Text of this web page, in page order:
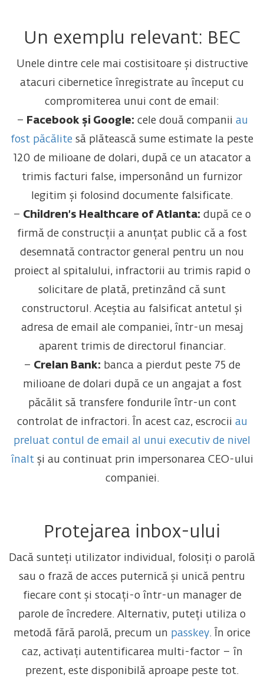
Un exemplu relevant: BEC
Unele dintre cele mai costisitoare și distructive
atacuri cibernetice înregistrate au început cu
compromiterea unui cont de email:
– Facebook și Google: cele două companii au
fost păcălite să plătească sume estimate la peste
120 de milioane de dolari, după ce un atacator a
trimis facturi false, impersonând un furnizor
legitim și folosind documente falsificate.
– Children’s Healthcare of Atlanta: după ce o
firmă de construcții a anunțat public că a fost
desemnată contractor general pentru un nou
proiect al spitalului, infractorii au trimis rapid o
solicitare de plată, pretinzând că sunt
constructorul. Aceștia au falsificat antetul și
adresa de email ale companiei, într-un mesaj
aparent trimis de directorul financiar.
– Crelan Bank: banca a pierdut peste 75 de
milioane de dolari după ce un angajat a fost
păcălit să transfere fondurile într-un cont
controlat de infractori. În acest caz, escrocii au
preluat contul de email al unui executiv de nivel
înaltși au continuat prin impersonarea CEO-ului
companiei.
Protejarea inbox-ului
Dacă sunteți utilizator individual, folosiți o parolă
sau o frază de acces puternică și unică pentru
fiecare cont și stocați-o într-un manager de
parole de încredere. Alternativ, puteți utiliza o
metodă fără parolă, precum un passkey. În orice
caz, activați autentificarea multi-factor – în
prezent, este disponibilă aproape peste tot.